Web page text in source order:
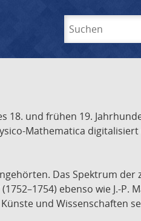
18. und frühen 19.
Mathematica
Das Spektrum der
ebenso wie J.-P.
und Wissenschaften